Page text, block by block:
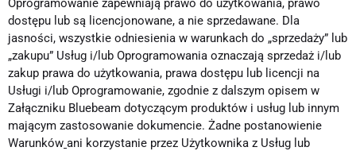
Oprogramowanie zapewniają prawo do użytkowania, prawo
dostępu lub są licencjonowane, a nie sprzedawane. Dla
jasności, wszystkie odniesienia w warunkach do „sprzedaży” lub
„zakupu” Usług i/lub Oprogramowania oznaczają sprzedaż i/lub
zakup prawa do użytkowania, prawa dostępu lub licencji na
Usługi i/lub Oprogramowanie, zgodnie z dalszym opisem w
Załączniku Bluebeam dotyczącym produktów i usług lub innym
mającym zastosowanie dokumencie. Żadne postanowienie
Warunków ani korzystanie przez Użytkownika z Usług lub